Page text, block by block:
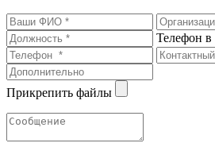
Телефон в
Прикрепить файлы